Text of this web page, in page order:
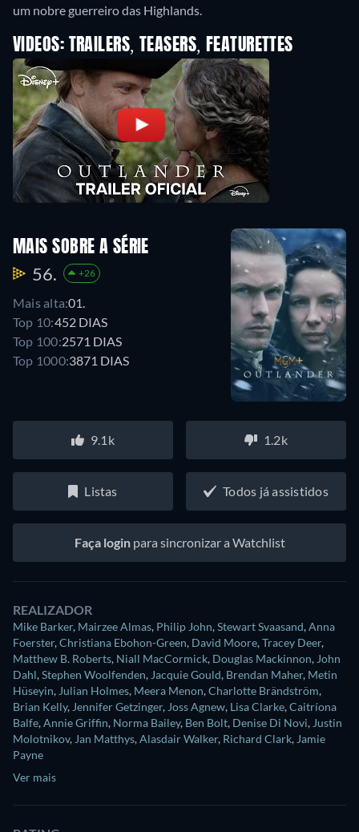
um nobre guerreiro das Highlands.
VIDEOS: TRAILERS, TEASERS, FEATURETTES
MAIS SOBRE A SÉRIE
56. +26
Mais alta:01.
Top 10:452 DIAS
Top 100:2571 DIAS
Top 1000:3871 DIAS
9.1k 1.2k
Listas Todos já assistidos
Faça loginpara sincronizar a Watchlist
REALIZADOR
Mike Barker, Mairzee Almas, Philip John,Stewart Svaasand,Anna
Foerster,Christiana Ebohon-Green, David Moore,Tracey Deer,
Matthew B. Roberts, Niall MacCormick, Douglas Mackinnon, John
Dahl,Stephen Woolfenden, Jacquie Gould, Brendan Maher, Metin
Hüseyin, Julian Holmes, Meera Menon,Charlotte Brändström,
Brian Kelly, Jennifer Getzinger, Joss Agnew, Lisa Clarke,Caitríona
Balfe,Annie Griffin, Norma Bailey, Ben Bolt, Denise Di Novi, Justin
Molotnikov, Jan Matthys,Alasdair Walker, Richard Clark, Jamie
Payne
Ver mais